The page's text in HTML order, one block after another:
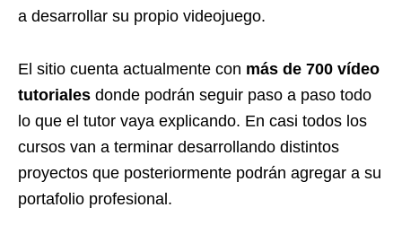
a desarrollar su propio videojuego.
El sitio cuenta actualmente con más de 700 vídeo
tutoriales donde podrán seguir paso a paso todo
lo que el tutor vaya explicando. En casi todos los
cursos van a terminar desarrollando distintos
proyectos que posteriormente podrán agregar a su
portafolio profesional.